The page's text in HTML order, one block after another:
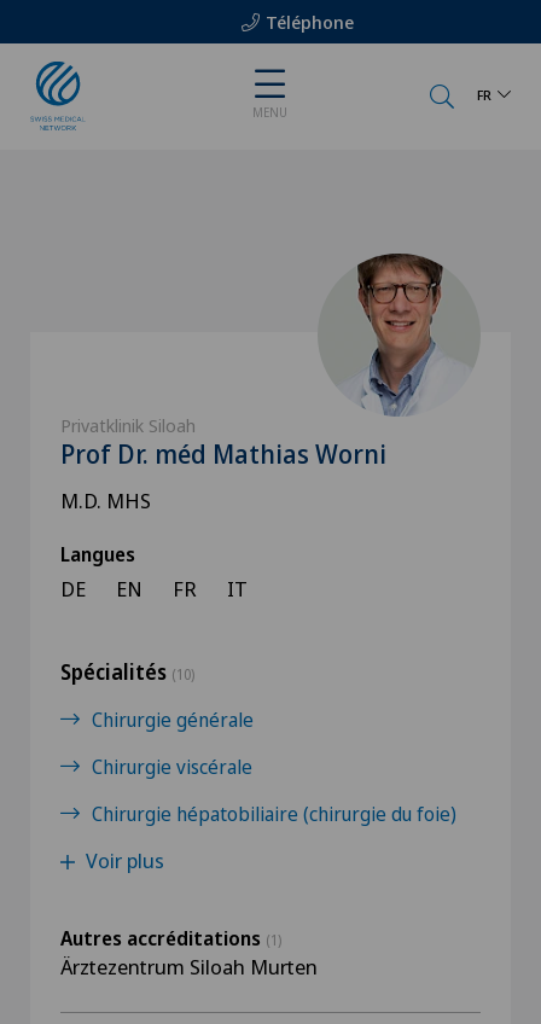
Téléphone
MENU
FR
Privatklinik Siloah
Prof Dr. méd Mathias Worni
M.D. MHS
Langues
DE EN FR IT
Spécialités (10)
Chirurgie générale
Chirurgie viscérale
Chirurgie hépatobiliaire (chirurgie du foie)
Voir plus
Autres accréditations (1)
Ärztezentrum Siloah Murten